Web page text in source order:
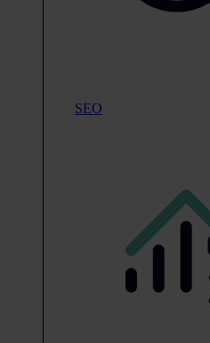
SEO